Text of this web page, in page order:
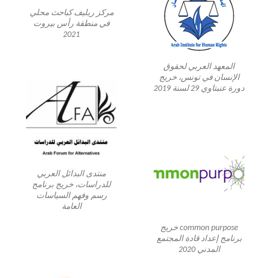
مركز ريليف كباحث محلي
في منطقة رأس بيروت
2021
المعهد العربي لحقوق
الإنسان في تونس، خريج
دورة عنبتاوي 29 لسنة 2019
منتدى البدائل العربي
للدراسات، خريج برنامج
رسم وفهم السياسات
العامة
common purpose خريج
برنامج إعداد قادة المجتمع
المدني 2020